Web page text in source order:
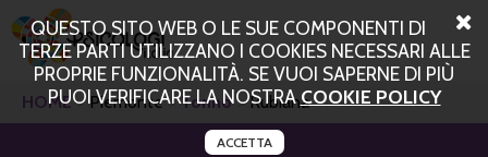
QUESTO SITO WEB O LE SUE COMPONENTI DI
TERZE PARTI UTILIZZANO I COOKIES NECESSARI ALLE
PROPRIE FUNZIONALITÀ. SE VUOI SAPERNE DI PIÙ
PUOI VERIFICARE LA NOSTRACOOKIE POLICY
ACCETTA
HOME Piemonte Torino Rubiana